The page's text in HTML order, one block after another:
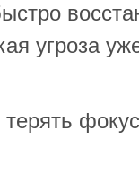
угроза